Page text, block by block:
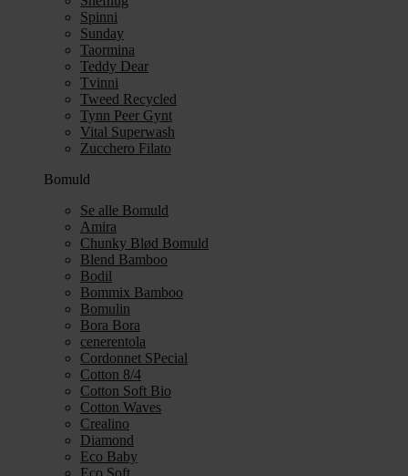
Spinni
Sunday
Taormina
Teddy Dear
Tvinni
Tweed Recycled
Tynn Peer Gynt
Vital Superwash
Zucchero Filato
Bomuld
Se alle Bomuld
Amira
Chunky Blød Bomuld
Blend Bamboo
Bodil
Bommix Bamboo
Bomulin
Bora Bora
cenerentola
Cordonnet SPecial
Cotton 8/4
Cotton Soft Bio
Cotton Waves
Crealino
Diamond
Eco Baby
Eco Soft